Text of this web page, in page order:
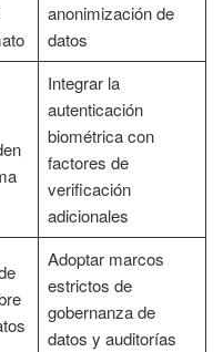
anonimización de
datos
Integrar la
autenticación
biométrica con
factores de
verificación
adicionales
Adoptar marcos
estrictos de
gobernanza de
datos y auditorías